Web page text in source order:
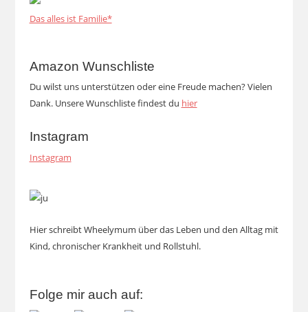
Das alles ist Familie*
Amazon Wunschliste
Du wilst uns unterstützen oder eine Freude machen? Vielen
Dank. Unsere Wunschliste findest du hier
Instagram
Instagram
Hier schreibt Wheelymum über das Leben und den Alltag mit
Kind, chronischer Krankheit und Rollstuhl.
Folge mir auch auf: